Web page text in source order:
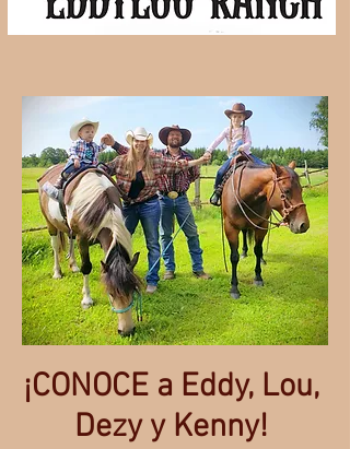
¡CONOCE a Eddy, Lou,
Dezy y Kenny!